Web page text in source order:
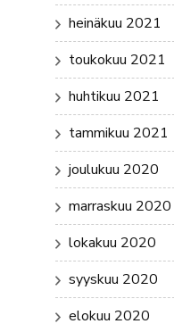
heinäkuu 2021
toukokuu 2021
huhtikuu 2021
tammikuu 2021
joulukuu 2020
marraskuu 2020
lokakuu 2020
syyskuu 2020
elokuu 2020